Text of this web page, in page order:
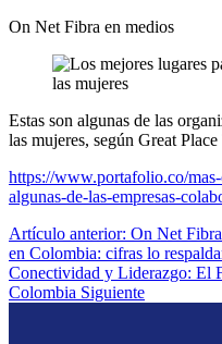
On Net Fibra en medios
Estas son algunas de las
las mujeres, según Great
https://www.portafolio.co/
algunas-de-las-empresas-
Artículo anterior: On Net
en Colombia: cifras lo
Conectividad y Liderazgo: El
Colombia Siguiente